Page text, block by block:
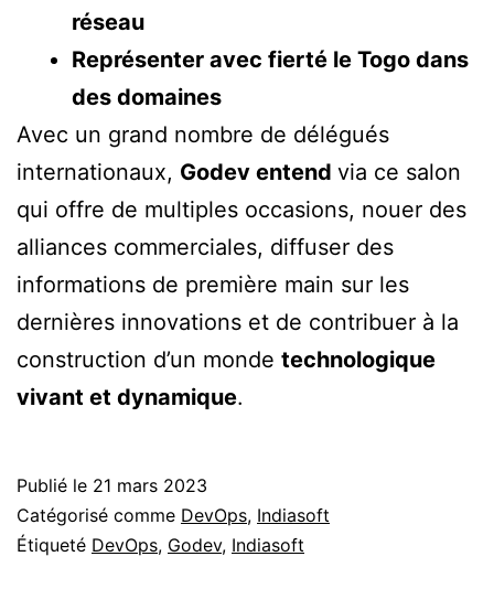
réseau
Représenter avec fierté le Togo dans
des domaines
Avec un grand nombre de délégués
internationaux, Godev entend via ce salon
qui offre de multiples occasions, nouer des
alliances commerciales, diffuser des
informations de première main sur les
dernières innovations et de contribuer à la
construction d’un monde technologique
vivant et dynamique.
Publié le 21 mars 2023
Catégorisé comme DevOps, Indiasoft
Étiqueté DevOps, Godev, Indiasoft